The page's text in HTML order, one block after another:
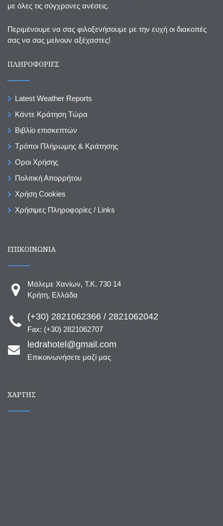
με όλες τις σύγχρονες ανέσεις.
Περιμένουμε να σας φιλοξενήσουμε με την ευχή οι διακοπές
σας να σας μείνουν αξέχαστες!
ΠΛΗΡΟΦΟΡΙΕΣ
Latest Weather Reports
Κάντε Κράτηση Τώρα
Βιβλίο επισκεπτών
Τρόποι Πλήρωμης & Κράτησης
Οροι Χρήσης
Πολιτική Απορρήτου
Χρήση Cookies
Χρήσιμες Πληροφορίες / Links
ΕΠΙΚΟΙΝΩΝΙΑ
Μάλεμε Χανίων, T.K. 730 14
Κρήτη, Ελλάδα
(+30) 2821062366 / 2821062042
Fax: (+30) 2821062707
ledrahotel@gmail.com
Επικοινωνήσετε μαζί μας
ΧΆΡΤΗΣ